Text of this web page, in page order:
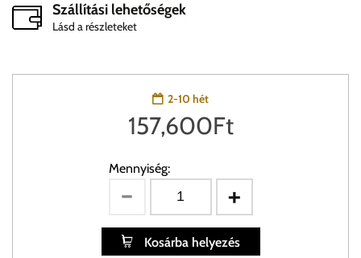
Szállítási lehetőségek
Lásd a részleteket
2-10 hét
157,600Ft
Mennyiség:
Kosárba helyezés